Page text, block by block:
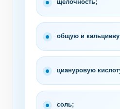
щелочность;
общую и
циануровую
соль;